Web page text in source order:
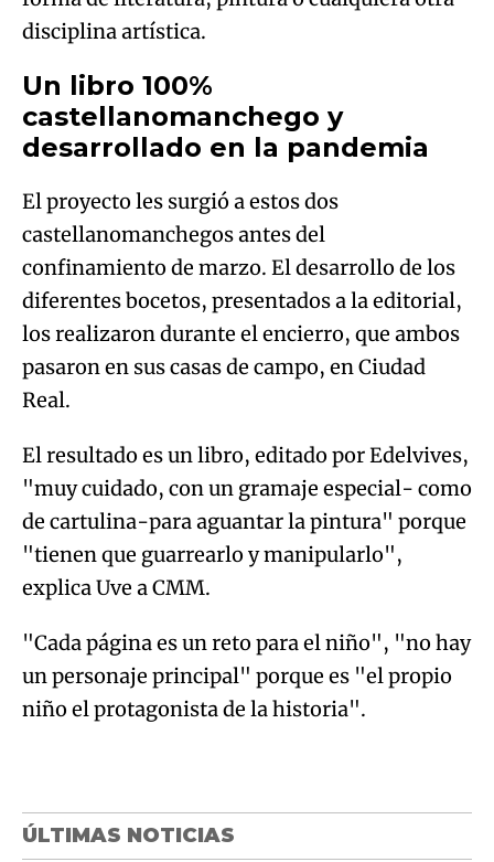
disciplina artística.
Un libro 100%
castellanomanchego y
desarrollado en la pandemia
El proyecto les surgió a estos dos
castellanomanchegos antes del
confinamiento de marzo. El desarrollo de los
diferentes bocetos, presentados a la editorial,
los realizaron durante el encierro, que ambos
pasaron en sus casas de campo, en Ciudad
Real.
El resultado es un libro, editado por Edelvives,
"muy cuidado, con un gramaje especial- como
de cartulina-para aguantar la pintura" porque
"tienen que guarrearlo y manipularlo",
explica Uve a CMM.
"Cada página es un reto para el niño", "no hay
un personaje principal" porque es "el propio
niño el protagonista de la historia".
ÚLTIMAS NOTICIAS